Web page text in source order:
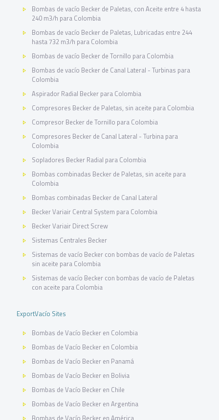
Bombas de vacío Becker de Paletas, con Aceite entre 4 hasta
240 m3/h para Colombia
Bombas de vacío Becker de Paletas, Lubricadas entre 244
hasta 732 m3/h para Colombia
Bombas de vacío Becker de Tornillo para Colombia
Bombas de vacío Becker de Canal Lateral - Turbinas para
Colombia
Aspirador Radial Becker para Colombia
Compresores Becker de Paletas, sin aceite para Colombia
Compresor Becker de Tornillo para Colombia
Compresores Becker de Canal Lateral - Turbina para
Colombia
Sopladores Becker Radial para Colombia
Bombas combinadas Becker de Paletas, sin aceite para
Colombia
Bombas combinadas Becker de Canal Lateral
Becker Variair Central System para Colombia
Becker Variair Direct Screw
Sistemas Centrales Becker
Sistemas de vacío Becker con bombas de vacío de Paletas
sin aceite para Colombia
Sistemas de vacío Becker con bombas de vacío de Paletas
con aceite para Colombia
ExportVacío Sites
Bombas de Vacío Becker en Colombia
Bombas de Vacío Becker en Colombia
Bombas de Vacío Becker en Panamá
Bombas de Vacío Becker en Bolivia
Bombas de Vacío Becker en Chile
Bombas de Vacío Becker en Argentina
Bombas de Vacío Becker en América